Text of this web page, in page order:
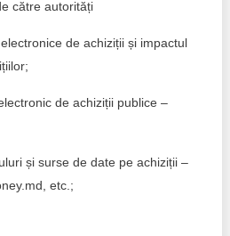
către autorități
de achiziții și impactul
de achiziții publice –
și surse de date pe achiziții –
etc.;